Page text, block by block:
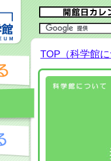
TOP（科学館